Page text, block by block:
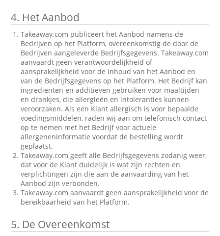
4. Het Aanbod
Takeaway.com publiceert het Aanbod namens de
Bedrijven op het Platform, overeenkomstig de door de
Bedrijven aangeleverde Bedrijfsgegevens. Takeaway.com
aanvaardt geen verantwoordelijkheid of
aansprakelijkheid voor de inhoud van het Aanbod en
van de Bedrijfsgegevens op het Platform. Het Bedrijf kan
ingrediënten en additieven gebruiken voor maaltijden
en drankjes, die allergieën en intoleranties kunnen
veroorzaken. Als een Klant allergisch is voor bepaalde
voedingsmiddelen, raden wij aan om telefonisch contact
op te nemen met het Bedrijf voor actuele
allergeneninformatie voordat de bestelling wordt
geplaatst.
Takeaway.com geeft alle Bedrijfsgegevens zodanig weer,
dat voor de Klant duidelijk is wat zijn rechten en
verplichtingen zijn die aan de aanvaarding van het
Aanbod zijn verbonden.
Takeaway.com aanvaardt geen aansprakelijkheid voor de
bereikbaarheid van het Platform.
5. De Overeenkomst